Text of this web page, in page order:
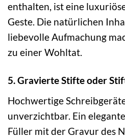
enthalten, ist eine
Geste. Die natürlichen
liebevolle Aufmachung
zu einer Wohltat.
5. Gravierte Stifte oder
Hochwertige
unverzichtbar. Ein
Füller mit der Gravur des